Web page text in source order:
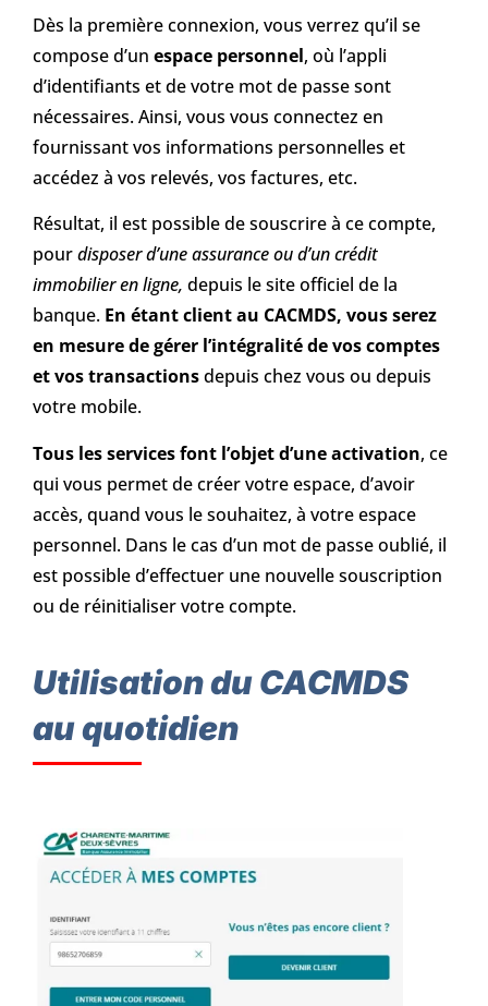
Dès la première connexion, vous verrez qu’il se
compose d’un espace personnel, où l’appli
d’identifiants et de votre mot de passe sont
nécessaires. Ainsi, vous vous connectez en
fournissant vos informations personnelles et
accédez à vos relevés, vos factures, etc.
Résultat, il est possible de souscrire à ce compte,
pourdisposer d’une assurance ou d’un crédit
immobilier en ligne, depuis le site officiel de la
banque. En étant client au CACMDS, vous serez
en mesure de gérer l’intégralité de vos comptes
et vos transactionsdepuis chez vous ou depuis
votre mobile.
Tous les services font l’objet d’une activation, ce
qui vous permet de créer votre espace, d’avoir
accès, quand vous le souhaitez, à votre espace
personnel. Dans le cas d’un mot de passe oublié, il
est possible d’effectuer une nouvelle souscription
ou de réinitialiser votre compte.
Utilisation du CACMDS
au quotidien